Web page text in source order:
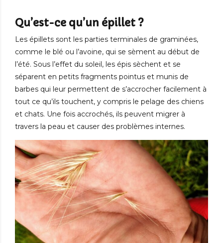
Qu’est-ce qu’un épillet ?
Les épillets sont les parties terminales de graminées,
comme le blé ou l’avoine, qui se sèment au début de
l’été. Sous l’effet du soleil, les épis sèchent et se
séparent en petits fragments pointus et munis de
barbes qui leur permettent de s’accrocher facilement à
tout ce qu’ils touchent, y compris le pelage des chiens
et chats. Une fois accrochés, ils peuvent migrer à
travers la peau et causer des problèmes internes.